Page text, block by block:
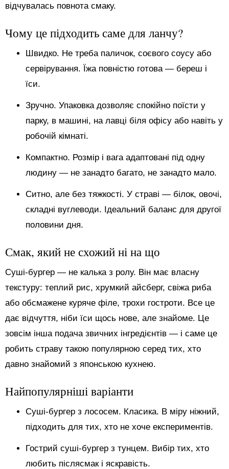
відчувалась повнота смаку.
Чому це підходить саме для ланчу?
Швидко. Не треба паличок, соєвого соусу або
сервірування. Їжа повністю готова — береш і
їси.
Зручно. Упаковка дозволяє спокійно поїсти у
парку, в машині, на лавці біля офісу або навіть у
робочій кімнаті.
Компактно. Розмір і вага адаптовані під одну
людину — не занадто багато, не занадто мало.
Ситно, але без тяжкості. У страві — білок, овочі,
складні вуглеводи. Ідеальний баланс для другої
половини дня.
Смак, який не схожий ні на що
Суші-бургер — не калька з ролу. Він має власну
текстуру: теплий рис, хрумкий айсберг, свіжа риба
або обсмажене куряче філе, трохи гостроти. Все це
дає відчуття, ніби їси щось нове, але знайоме. Це
зовсім інша подача звичних інгредієнтів — і саме це
робить страву такою популярною серед тих, хто
давно знайомий з японською кухнею.
Найпопулярніші варіанти
Суші-бургер з лососем. Класика. В міру ніжний,
підходить для тих, хто не хоче експериментів.
Гострий суші-бургер з тунцем. Вибір тих, хто
любить післясмак і яскравість.